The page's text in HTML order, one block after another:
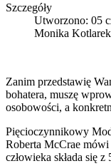
Szczegóły
Utworzono: 05
Monika Kotlarek
Zanim przedstawię
bohatera, muszę
osobowości, a
Pięcioczynnikowy
Roberta McCrae
człowieka składa się